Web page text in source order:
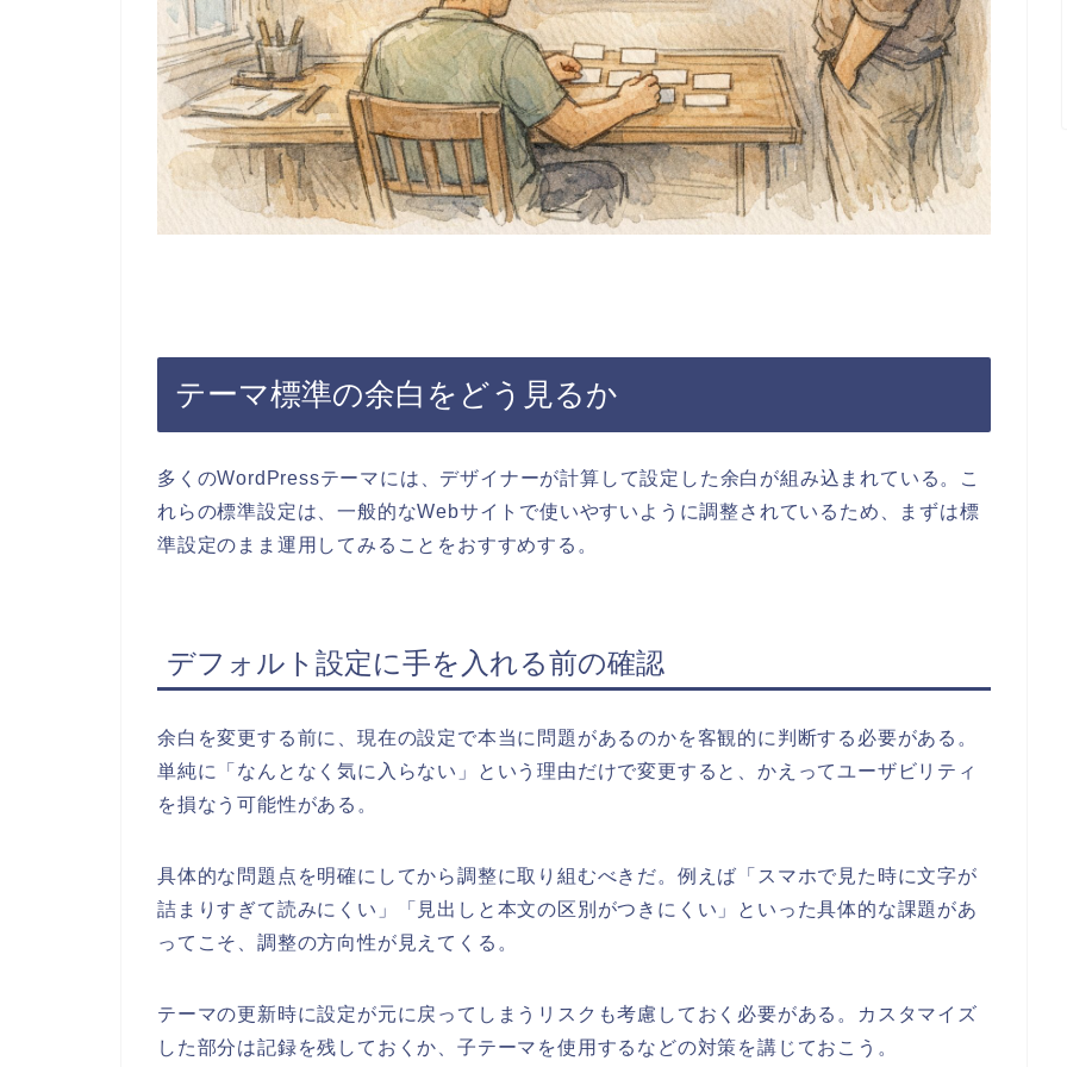
テーマ標準の余白をどう見るか
多くのWordPressテーマには、デザイナーが計算して設定した余白が組み込まれている。こ
れらの標準設定は、一般的なWebサイトで使いやすいように調整されているため、まずは標
準設定のまま運用してみることをおすすめする。
デフォルト設定に手を入れる前の確認
余白を変更する前に、現在の設定で本当に問題があるのかを客観的に判断する必要がある。
単純に「なんとなく気に入らない」という理由だけで変更すると、かえってユーザビリティ
を損なう可能性がある。
具体的な問題点を明確にしてから調整に取り組むべきだ。例えば「スマホで見た時に文字が
詰まりすぎて読みにくい」「見出しと本文の区別がつきにくい」といった具体的な課題があ
ってこそ、調整の方向性が見えてくる。
テーマの更新時に設定が元に戻ってしまうリスクも考慮しておく必要がある。カスタマイズ
した部分は記録を残しておくか、子テーマを使用するなどの対策を講じておこう。